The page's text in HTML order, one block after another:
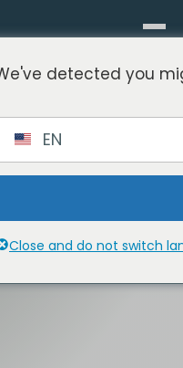
i
detected you
EN
Close and do not switch